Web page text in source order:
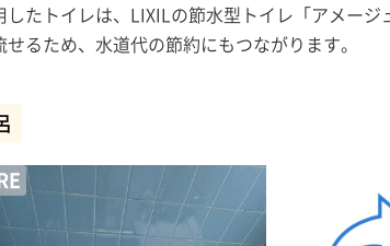
したトイレは、LIXILの節水型トイレ「アメー
せるため、水道代の節約にもつながります。